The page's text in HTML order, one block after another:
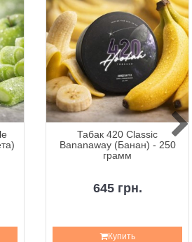
Табак 420 Classic
Bananaway (Банан) - 250
грамм
645 грн.
Купить